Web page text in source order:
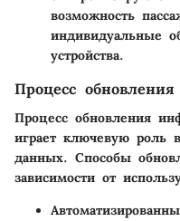
возможность
индивидуальные
устройства.
Процесс
Процесс обновления
играет ключевую роль
данных. Способы
зависимости от